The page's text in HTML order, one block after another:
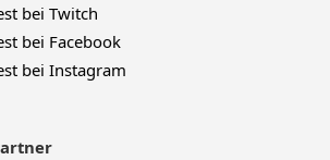
bei Twitch
bei Facebook
bei Instagram